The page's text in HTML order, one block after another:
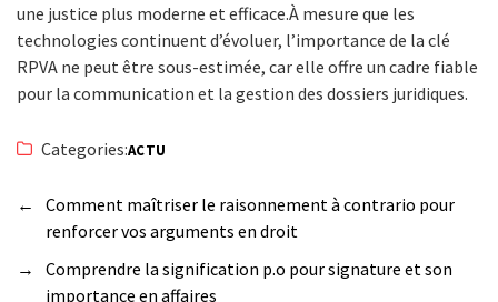
une justice plus moderne et efficace.À mesure que les
technologies continuent d’évoluer, l’importance de la clé
RPVA ne peut être sous-estimée, car elle offre un cadre fiable
pour la communication et la gestion des dossiers juridiques.
Categories:ACTU
←
Comment maîtriser le raisonnement à contrario pour
renforcer vos arguments en droit
→
Comprendre la signification p.o pour signature et son
importance en affaires